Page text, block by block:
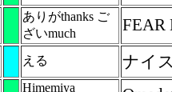
ありがthanks ご
ざいmuch
FEAR
える ナイ
Himemiya